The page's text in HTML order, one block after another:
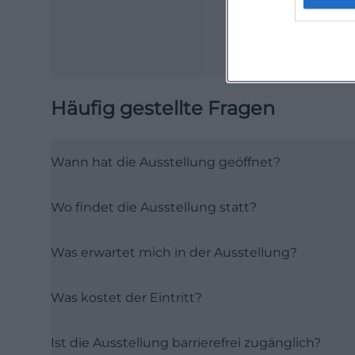
Häufig gestellte Fragen
Wann hat die Ausstellung geöffnet?
Wo findet die Ausstellung statt?
Was erwartet mich in der Ausstellung?
Was kostet der Eintritt?
Ist die Ausstellung barrierefrei zugänglich?